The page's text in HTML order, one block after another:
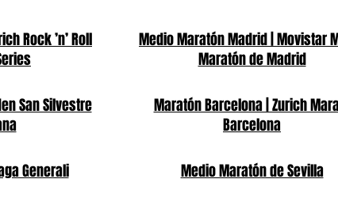
Rock ’n’ Roll
Medio Maratón Madrid | Movistar
Maratón de Madrid
San Silvestre
Maratón Barcelona | Zurich
Barcelona
Generali Medio Maratón de Sevilla